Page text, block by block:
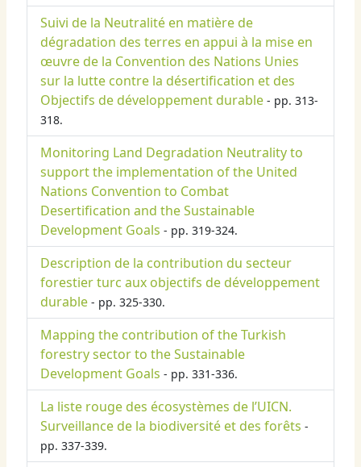
Suivi de la Neutralité en matière de
dégradation des terres en appui à la mise en
œuvre de la Convention des Nations Unies
sur la lutte contre la désertification et des
Objectifs de développement durable - pp. 313-
318.
Monitoring Land Degradation Neutrality to
support the implementation of the United
Nations Convention to Combat
Desertification and the Sustainable
Development Goals - pp. 319-324.
Description de la contribution du secteur
forestier turc aux objectifs de développement
durable - pp. 325-330.
Mapping the contribution of the Turkish
forestry sector to the Sustainable
Development Goals - pp. 331-336.
La liste rouge des écosystèmes de l’UICN.
Surveillance de la biodiversité et des forêts -
pp. 337-339.